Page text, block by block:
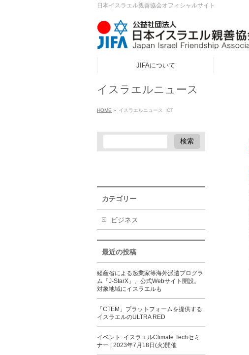
日本イスラエル親善協会オフィシャルサイト
JIFAについて
イスラエルニュース
HOME » イスラエルニュース ICT
カテゴリー
ビジネス
最近の投稿
経産省による起業家等海外派遣プログラ
ム「J-StarX」、公式Webサイト開設。
対象地域にイスラエルも
「CTEM」プラットフォームを提供する
イスラエルのULTRA RED
イベント: イスラエルClimate Techセミ
ナー | 2023年7月18日(火)開催